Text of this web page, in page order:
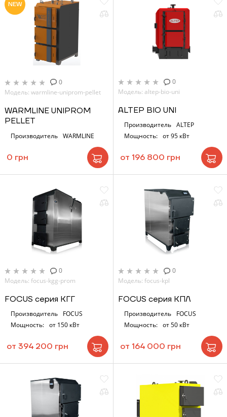
NEW
0
Модель: warmline-uniprom-pellet
WARMLINE UNIPROM
PELLET
Производитель WARMLINE
0 грн
0
Модель: altep-bio-uni
ALTEP BIO UNI
Производитель ALTEP
Мощность: от 95 кВт
от 196 800 грн
0
Модель: focus-kgg-prom
FOCUS серия КГГ
Производитель
FOCUS
Мощность: от 150 кВт
от 394 200 грн
0
Модель: focus-kpl
FOCUS серия КПЛ
Производитель
FOCUS
Мощность: от 50 кВт
от 164 000 грн